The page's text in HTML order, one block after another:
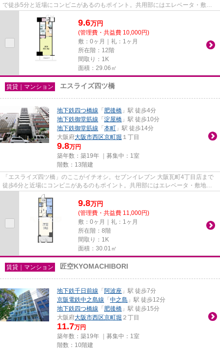
で徒歩5分と近場にコンビニがあるのもポイント。共用部にはエレベータ・敷地
内ごみ置き場などが揃ってお...
9.6万円
(管理費・共益費 10,000円)
敷：0ヶ月｜礼：1ヶ月
所在階：12階
間取り：1K
面積：29.06㎡
賃貸｜マンション エスライズ四ツ橋
地下鉄四つ橋線 「 肥後橋 」駅 徒歩4分
地下鉄御堂筋線 「 淀屋橋 」駅 徒歩10分
地下鉄御堂筋線 「 本町 」駅 徒歩14分
大阪府大阪市西区京町堀 １丁目
9.8万円
築年数：築19年 ｜募集中： 1室
階数：13階建
「エスライズ四ツ橋」のここがイチオシ。セブンイレブン 大阪瓦町4丁目店まで
徒歩6分と近場にコンビニがあるのもポイント。共用部にはエレベータ・敷地内
ごみ置き場など様々な設備やサ...
9.8万円
(管理費・共益費 11,000円)
敷：0ヶ月｜礼：1ヶ月
所在階：8階
間取り：1K
面積：30.01㎡
賃貸｜マンション 匠空KYOMACHIBORI
地下鉄千日前線 「 阿波座 」駅 徒歩7分
京阪電鉄中之島線 「 中之島 」駅 徒歩12分
地下鉄四つ橋線 「 肥後橋 」駅 徒歩15分
大阪府大阪市西区京町堀 ２丁目
11.7万円
築年数：築19年 ｜募集中： 1室
階数：10階建